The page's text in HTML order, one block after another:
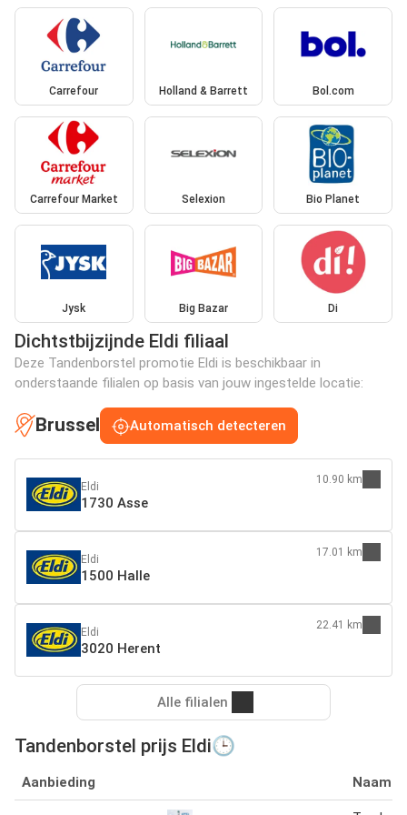
Carrefour Holland & Barrett Bol.com
Carrefour Market Selexion Bio Planet
Jysk Big Bazar Di
Dichtstbijzijnde Eldi filiaal
Deze Tandenborstel promotie Eldi is beschikbaar in
onderstaande filialen op basis van jouw ingestelde locatie:
Brussel Automatisch detecteren
Eldi
1730 Asse
10.90 km
Eldi
1500 Halle
17.01 km
Eldi
3020 Herent
22.41 km
Alle filialen
Tandenborstel prijs Eldi🕒
Aanbieding Naam